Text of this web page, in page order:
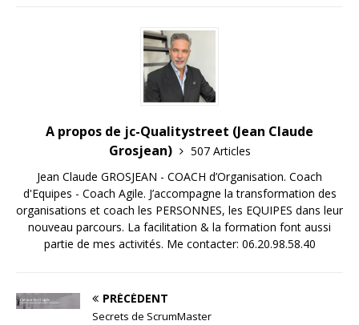
A propos de jc-Qualitystreet (Jean Claude
Grosjean)
507 Articles
Jean Claude GROSJEAN - COACH d’Organisation. Coach
d'Equipes - Coach Agile. J’accompagne la transformation des
organisations et coach les PERSONNES, les EQUIPES dans leur
nouveau parcours. La facilitation & la formation font aussi
partie de mes activités. Me contacter: 06.20.98.58.40
PRÉCÉDENT
Secrets de ScrumMaster